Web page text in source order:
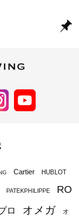
Cartier HUBLOT
PATEKPHILIPPE
RO
ロ オメガ オ